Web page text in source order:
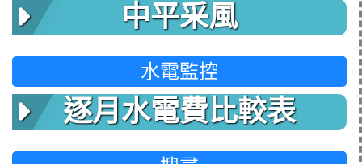
中平采風
水電監控
逐月水電費比較表